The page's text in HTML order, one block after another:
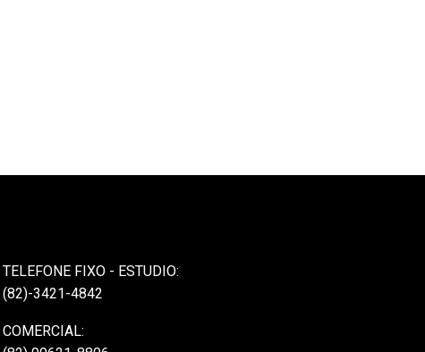
TELEFONE FIXO - ESTUDIO:
(82)-3421-4842
COMERCIAL: